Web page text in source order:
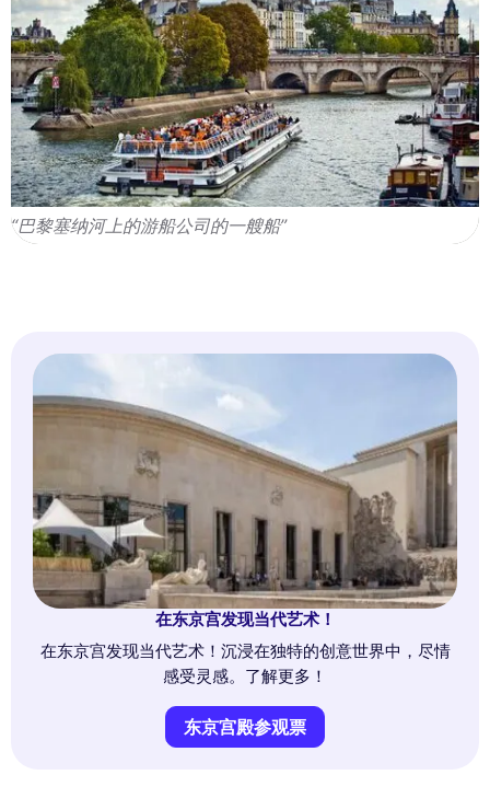
“巴黎塞纳河上的游船公司的一艘船”
在东京宫发现当代艺术！
在东京宫发现当代艺术！沉浸在独特的创意世界中，尽情
感受灵感。了解更多！
东京宫殿参观票